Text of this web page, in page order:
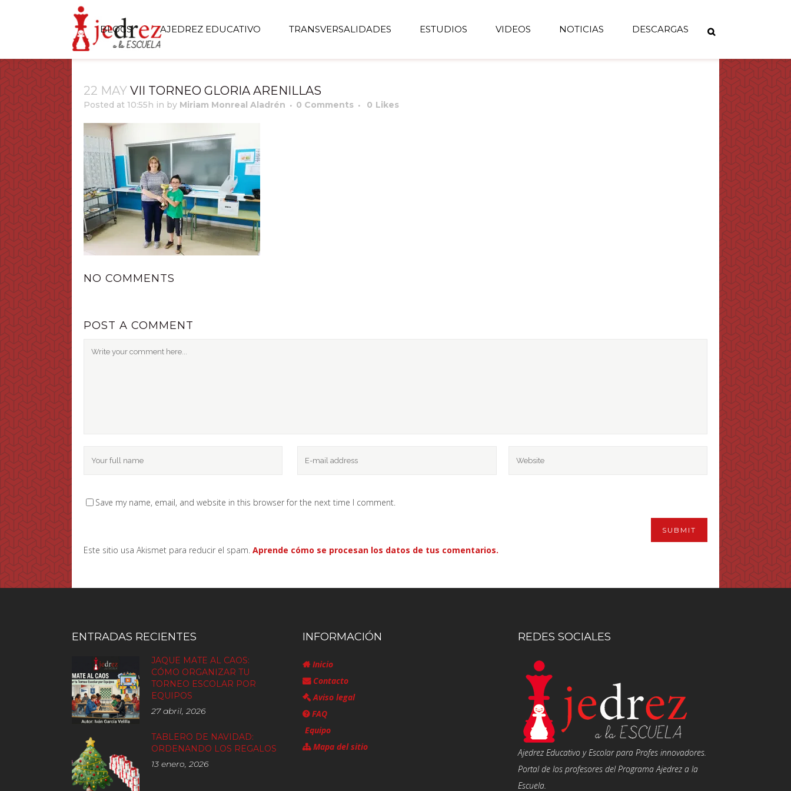
BLOGS AJEDREZ EDUCATIVO TRANSVERSALIDADES ESTUDIOS VIDEOS NOTICIAS DESCARGAS
22 MAY VII TORNEO GLORIA ARENILLAS
Posted at 10:55h in by Miriam Monreal Aladrén 0 Comments 0 Likes
NO COMMENTS
POST A COMMENT
Save my name, email, and website in this browser for the next time I comment.
Este sitio usa Akismet para reducir el spam. Aprende cómo se procesan los datos de tus comentarios.
ENTRADAS RECIENTES
JAQUE MATE AL CAOS:
CÓMO ORGANIZAR TU
TORNEO ESCOLAR POR
EQUIPOS
27 abril, 2026
TABLERO DE NAVIDAD:
ORDENANDO LOS REGALOS
13 enero, 2026
INFORMACIÓN
Inicio
Contacto
Aviso legal
FAQ
Equipo
Mapa del sitio
REDES SOCIALES
Ajedrez Educativo y Escolar para Profes innovadores.
Portal de los profesores del Programa Ajedrez a la
Escuela.